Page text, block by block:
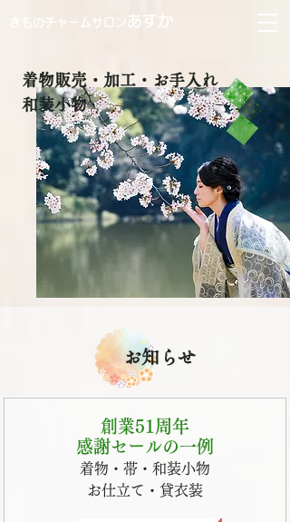
きものチャームサロンあすか
着物販売・加工・お手入れ
和装小物
お知らせ
創業51周年
​感謝セールの一例
着物・帯・和装小物
​お仕立て・貸衣装